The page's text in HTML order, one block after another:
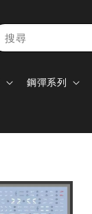
搜尋
鋼彈系列